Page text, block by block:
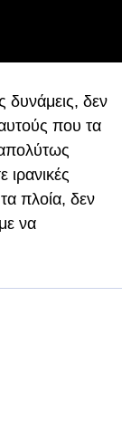
δυνάμεις, δεν
που τα
απολύτως
ιρανικές
τα πλοία, δεν
να